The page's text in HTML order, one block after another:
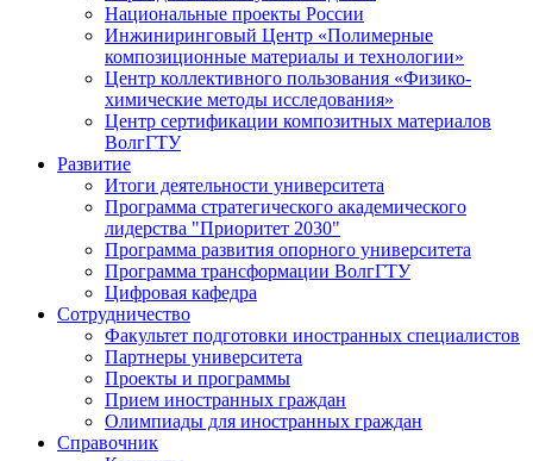
Национальные проекты России
Инжиниринговый Центр «Полимерные
композиционные материалы и технологии»
Центр коллективного пользования «Физико-
химические методы исследования»
Центр сертификации композитных материалов
ВолгГТУ
Развитие
Итоги деятельности университета
Программа стратегического академического
лидерства "Приоритет 2030"
Программа развития опорного университета
Программа трансформации ВолгГТУ
Цифровая кафедра
Сотрудничество
Факультет подготовки иностранных специалистов
Партнеры университета
Проекты и программы
Прием иностранных граждан
Олимпиады для иностранных граждан
Справочник